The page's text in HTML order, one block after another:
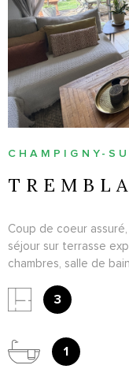
CHAMPIGNY-
Coup de coeur
séjour sur terrasse
chambres, salle de
calme.
3
1